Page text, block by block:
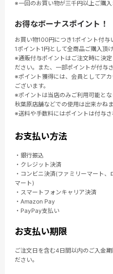
※一回のお買い物が三千円以上ご購入
お得なボーナスポイント！
お買い物100円につき1ポイント付与
1ポイント1円として全商品ご購入頂け
※通販付与ポイントはご注文時に決
ださい。また、一部ポイントが付与
※ポイント獲得には、会員としてア
ございます。
※ポイントは当店のみご利用可能と
秋葉原店舗などでの使用は出来かねま
※送料や手数料にはポイントは付与さ
お支払い方法
・銀行振込
・クレジット決済
・コンビニ決済(ファミリーマート
マート)
・スマートフォンキャリア決済
・Amazon Pay
・PayPay支払い
お支払い期限
ご注文日を含む4日間以内のご入金
ださい。